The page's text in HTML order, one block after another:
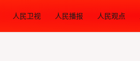
人民卫视 人民播报 人民观点